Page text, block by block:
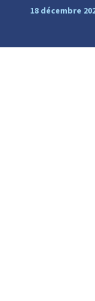
18 décembre